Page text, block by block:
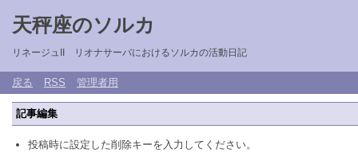
天秤座のソルカ
リネージュII リオナサーバにおけるソルカの活動日記
戻る RSS 管理者用
記事編集
投稿時に設定した削除キーを入力してください。